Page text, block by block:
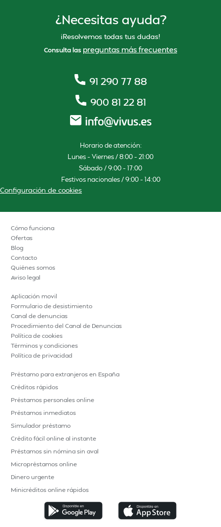
¿Necesitas ayuda?
¡Resolvemos todas tus dudas!
Consulta las preguntas más frecuentes
91 290 77 88
900 81 22 81
Horario de atención:
Lunes – Viernes / 8:00 – 21:00
Sábado / 9:00 – 17:00
Festivos nacionales / 9:00 – 14:00
Configuración de cookies
Cómo funciona
Ofertas
Blog
Contacto
Quiénes somos
Aviso legal
Aplicación movil
Formulario de desistimiento
Canal de denuncias
Procedimiento del Canal de Denuncias
Política de cookies
Términos y condiciones
Política de privacidad
Préstamo para extranjeros en España
Créditos rápidos
Préstamos personales online
Préstamos inmediatos
Simulador préstamo
Crédito fácil online al instante
Préstamos sin nómina sin aval
Micropréstamos online
Dinero urgente
Minicréditos online rápidos